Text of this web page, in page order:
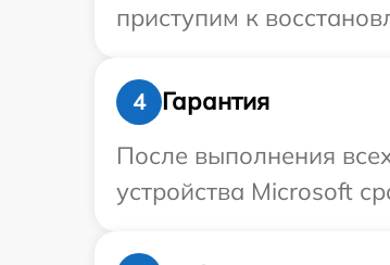
приступим к
4
Гарантия
После выполнения
устройства Microsoft